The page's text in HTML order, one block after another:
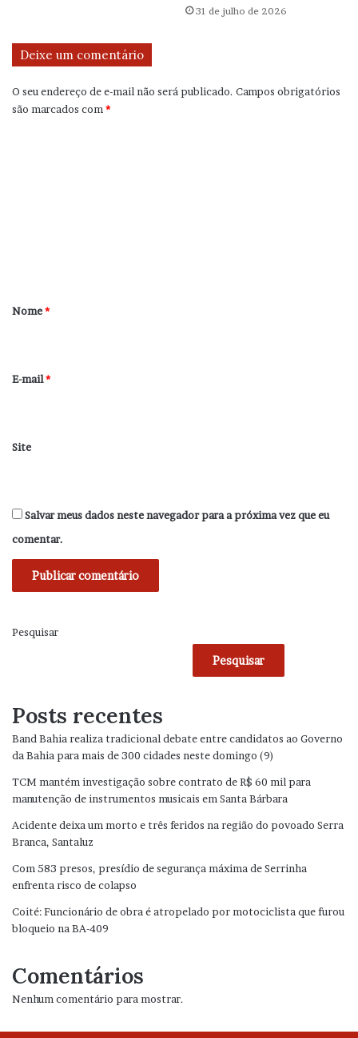
31 de julho de 2026
Deixe um comentário
O seu endereço de e-mail não será publicado. Campos obrigatórios
são marcados com*
r
*
Nome*
E-mail*
Site
Salvar meus dados neste navegador para a próxima vez que eu
comentar.
Pesquisar
Pesquisar
Posts recentes
Band Bahia realiza tradicional debate entre candidatos ao Governo
da Bahia para mais de 300 cidades neste domingo (9)
TCM mantém investigação sobre contrato de R$ 60 mil para
manutenção de instrumentos musicais em Santa Bárbara
Acidente deixa um morto e três feridos na região do povoado Serra
Branca, Santaluz
Com 583 presos, presídio de segurança máxima de Serrinha
enfrenta risco de colapso
Coité: Funcionário de obra é atropelado por motociclista que furou
bloqueio na BA-409
Comentários
Nenhum comentário para mostrar.